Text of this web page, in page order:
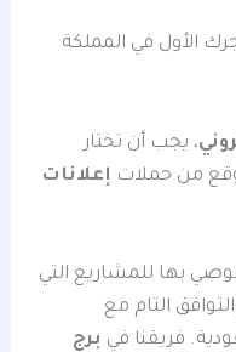
متجرك الأول في المملكة
، يجب أن تختار
من حملات إعلانات
بها للمشاريع التي
التام مع
فريقنا في برج